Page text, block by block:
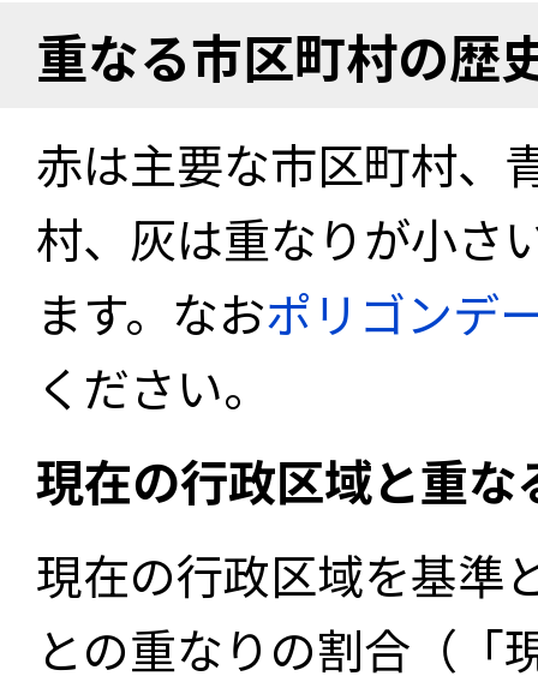
重なる市区町村の歴
赤は主要な市区町村、
村、灰は重なりが小さ
ます。なおポリゴンデ
ください。
現在の行政区域と重
現在の行政区域を基準
との重なりの割合（「